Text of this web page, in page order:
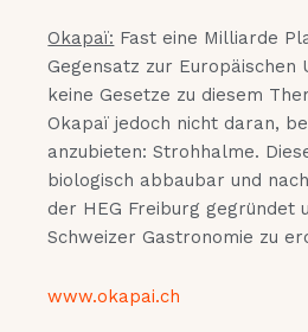
Okapaï: Fast eine Milliarde
Gegensatz zur Europäischen
keine Gesetze zu diesem
Okapaï jedoch nicht daran,
anzubieten: Strohhalme.
biologisch abbaubar und
der HEG Freiburg gegründet
Schweizer Gastronomie zu
www.okapai.ch